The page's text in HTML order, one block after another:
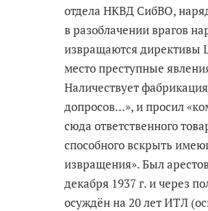
отдела НКВД СибВО,
в разоблачении врагов
извращаются директивы
место преступные
Наличествует
допросов...», и просил
сюда ответственного
способного вскрыть
извращения». Был
декабря 1937 г. и через
осуждён на 20 лет ИТЛ